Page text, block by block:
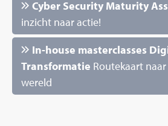
Cyber Security Maturity
inzicht naar actie!
In-house masterclasses
Transformatie Routekaart
wereld